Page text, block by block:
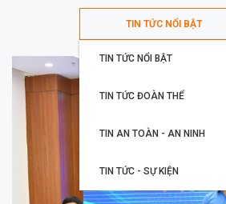
TIN TỨC NỔI BẬT
TIN TỨC NỔI BẬT
TIN TỨC ĐOÀN THỂ
TIN AN TOÀN - AN NINH
TIN TỨC - SỰ KIỆN